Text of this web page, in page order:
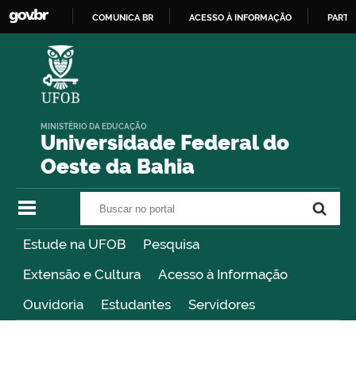
COMUNICA BR ACESSO À INFORMAÇÃO
Universidade Federal do
Oeste da Bahia
MINISTÉRIO DA EDUCAÇÃO
Estude na UFOB
Pesquisa
Extensão e Cultura
Acesso à Informação
Ouvidoria
Estudantes Servidores